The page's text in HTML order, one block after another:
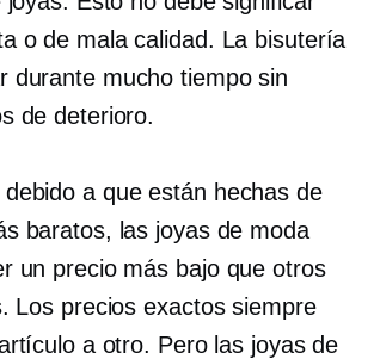
o de mala calidad. La bisutería
durante mucho tiempo sin
de deterioro.
a que están hechas de
baratos, las joyas de moda
un precio más bajo que otros
Los precios exactos siempre
a otro. Pero las joyas de